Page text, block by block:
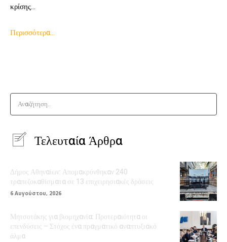
κρίσης…
Περισσότερα…
Αναζήτηση..
Τελευταία Άρθρα
Δήμος Αθηναίων: Απομακρύνθηκαν 240
τραπεζοκαθίσματα σε 13 επιχειρησιακές δράσεις
6 Αυγούστου, 2026
Μητσοτάκης για βιομηχανία: Προτεραιότητα οι
επενδύσεις – Στόχος ένα πραγματικό αναπτυξιακό
άλμα